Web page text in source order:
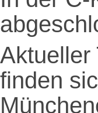
Aktueller
finden